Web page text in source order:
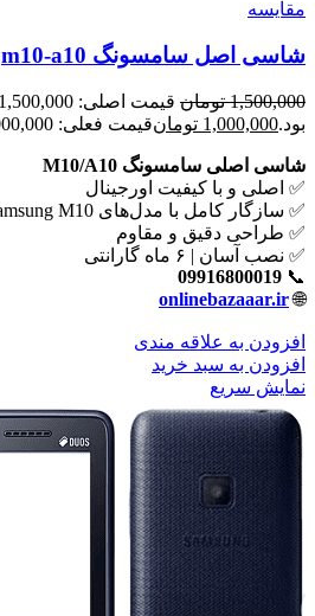
مقايسه
شاسی اصل سامسونگ m10-a10
1,500,000 تومان
بود.1,000,000 تومانقیمت فعلی: 1,000,000 تومان.
شاسی اصلی سامسونگ M10/A10
✅ اصلی و با کیفیت اورجینال
✅ سازگار کامل با مدل‌های Samsung M10 و A10
✅ طراحی دقیق و مقاوم
✅ نصب آسان | ۶ ماه گارانتی
📞
09916800019
🌐
onlinebazaaar.ir
افزودن به علاقه مندی
افزودن به سبد خرید
نمایش سریع